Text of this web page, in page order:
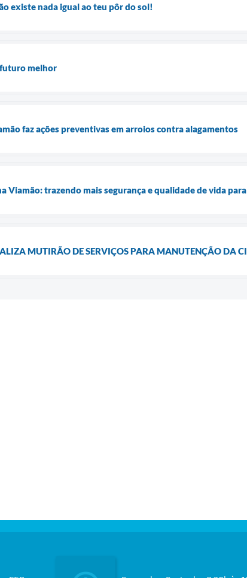
existe nada igual ao teu pôr do sol!
melhor
faz ações preventivas em arroios contra alagamentos
Viamão: trazendo mais segurança e qualidade de vida
MUTIRÃO DE SERVIÇOS PARA MANUTENÇÃO DA